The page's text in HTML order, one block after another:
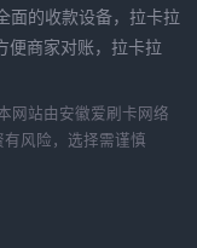
面的收款设备，拉卡拉
便商家对账，拉卡拉
网站由安徽爱刷卡网络
有风险，选择需谨慎